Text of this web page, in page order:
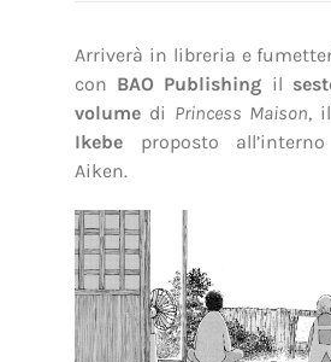
Arriverà in libreria e
con BAO Publishing il
volume di Princess Maison,
Ikebe proposto
Aiken.